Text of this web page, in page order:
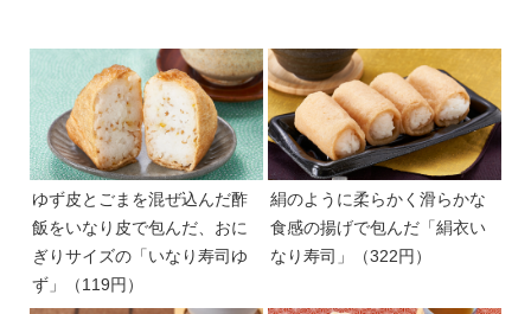
ゆず皮とごまを混ぜ込んだ酢
飯をいなり皮で包んだ、おに
ぎりサイズの「いなり寿司ゆ
ず」（119円）
絹のように柔らかく滑らかな
食感の揚げで包んだ「絹衣い
なり寿司」（322円）